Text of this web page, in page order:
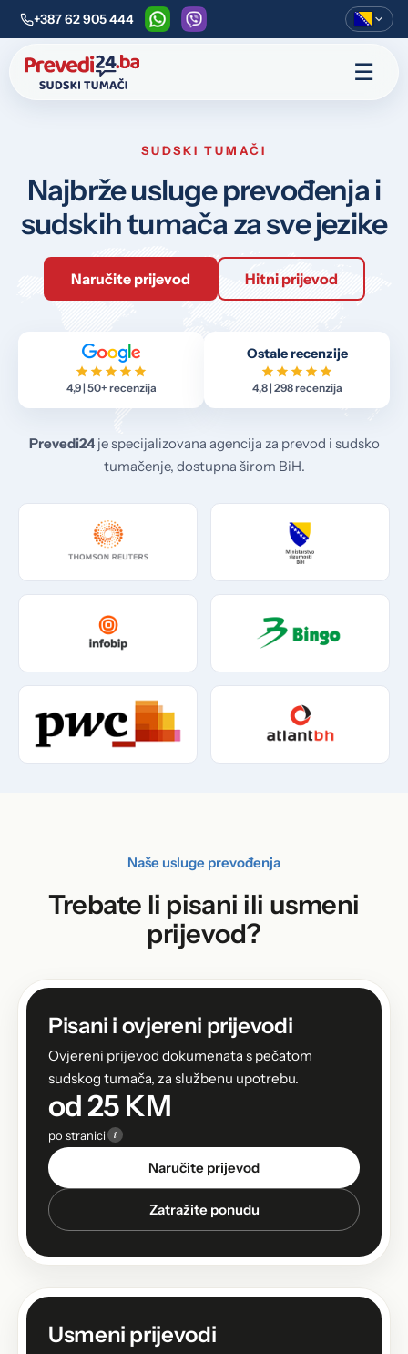
+387 62 905 444
WhatsApp
Viber
☰
SUDSKI TUMAČI
Najbrže usluge prevođenja i
sudskih tumača za sve jezike
Naručite prijevod Hitni prijevod
4,9 | 50+ recenzija
Ostale recenzije
4,8 | 298 recenzija
Prevedi24je specijalizovana agencija za prevod i sudsko
tumačenje, dostupna širom BiH.
Naše usluge prevođenja
Trebate li pisani ili usmeni
prijevod?
Pisani i ovjereni prijevodi
Ovjereni prijevod dokumenata s pečatom
sudskog tumača, za službenu upotrebu.
od 25 KM
po stranici i
Naručite prijevod
Zatražite ponudu
Usmeni prijevodi